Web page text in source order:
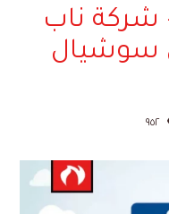
شركة ناب
سوشيال
٩٥٢